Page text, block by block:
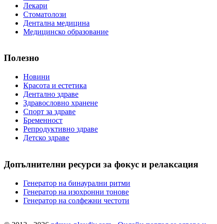
Лекари
Стоматолози
Дентална медицина
Медицинско образование
Полезно
Новини
Красота и естетика
Дентално здраве
Здравословно хранене
Спорт за здраве
Бременност
Репродуктивно здраве
Детско здраве
Допълнителни ресурси за фокус и релаксация
Генератор на бинаурални ритми
Генератор на изохронни тонове
Генератор на солфежни честоти